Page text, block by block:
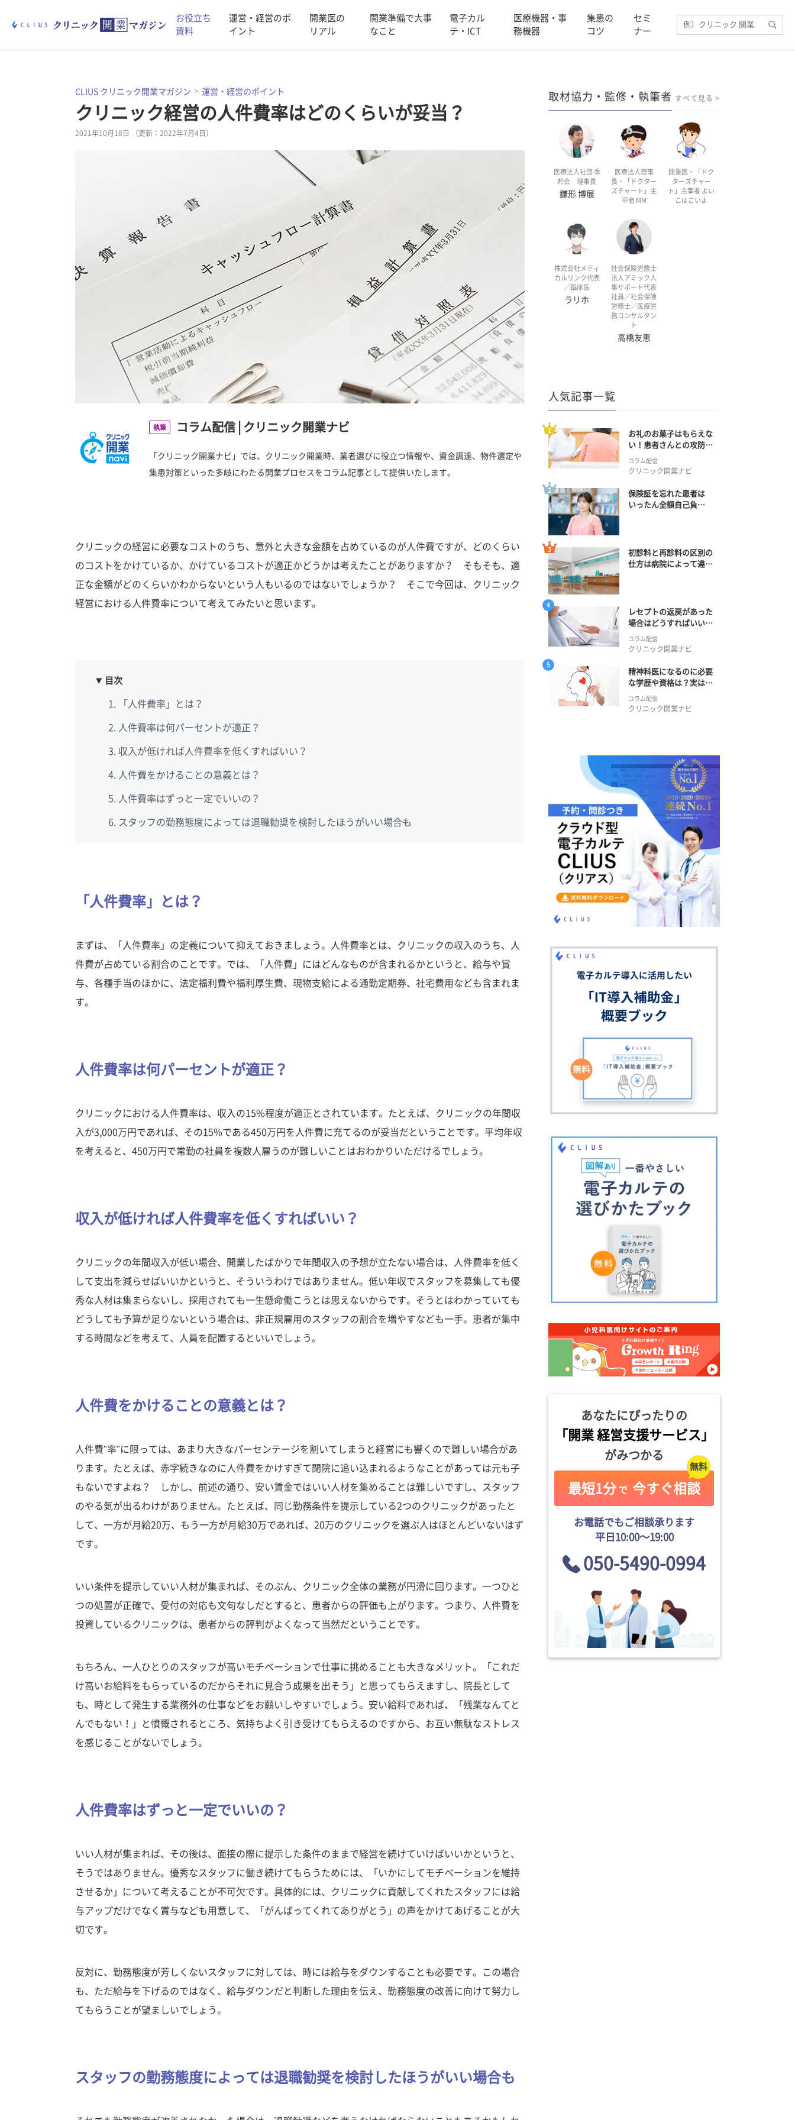
お役立ち
資料
運営・経営のポ
イント
開業医の
リアル
開業準備で大事
なこと
電子カル
テ・ICT
医療機器・事
務機器
集患の
コツ
セミ
ナー
CLIUS クリニック開業マガジン 運営・経営のポイント
クリニック経営の人件費率はどのくらいが妥当？
2021年10月18日 （更新：2022年7月4日）
執筆 コラム配信 クリニック開業ナビ
「クリニック開業ナビ」では、クリニック開業時、業者選びに役立つ情報や、資金調達、物件選定や
集患対策といった多岐にわたる開業プロセスをコラム記事として提供いたします。
クリニックの経営に必要なコストのうち、意外と大きな金額を占めているのが人件費ですが、どのくらい
のコストをかけているか、かけているコストが適正かどうかは考えたことがありますか？ そもそも、適
正な金額がどのくらいかわからないという人もいるのではないでしょうか？ そこで今回は、クリニック
経営における人件費率について考えてみたいと思います。
目次
「人件費率」とは？
人件費率は何パーセントが適正？
収入が低ければ人件費率を低くすればいい？
人件費をかけることの意義とは？
人件費率はずっと一定でいいの？
スタッフの勤務態度によっては退職勧奨を検討したほうがいい場合も
「人件費率」とは？
まずは、「人件費率」の定義について抑えておきましょう。人件費率とは、クリニックの収入のうち、人
件費が占めている割合のことです。では、「人件費」にはどんなものが含まれるかというと、給与や賞
与、各種手当のほかに、法定福利費や福利厚生費、現物支給による通勤定期券、社宅費用なども含まれま
す。
人件費率は何パーセントが適正？
クリニックにおける人件費率は、収入の15%程度が適正とされています。たとえば、クリニックの年間収
入が3,000万円であれば、その15%である450万円を人件費に充てるのが妥当だということです。平均年収
を考えると、450万円で常勤の社員を複数人雇うのが難しいことはおわかりいただけるでしょう。
収入が低ければ人件費率を低くすればいい？
クリニックの年間収入が低い場合、開業したばかりで年間収入の予想が立たない場合は、人件費率を低く
して支出を減らせばいいかというと、そういうわけではありません。低い年収でスタッフを募集しても優
秀な人材は集まらないし、採用されても一生懸命働こうとは思えないからです。そうとはわかっていても
どうしても予算が足りないという場合は、非正規雇用のスタッフの割合を増やすなども一手。患者が集中
する時間などを考えて、人員を配置するといいでしょう。
人件費をかけることの意義とは？
人件費"率"に限っては、あまり大きなパーセンテージを割いてしまうと経営にも響くので難しい場合があ
ります。たとえば、赤字続きなのに人件費をかけすぎて閉院に追い込まれるようなことがあっては元も子
もないですよね？ しかし、前述の通り、安い賃金ではいい人材を集めることは難しいですし、スタッフ
のやる気が出るわけがありません。たとえば、同じ勤務条件を提示している2つのクリニックがあったと
して、一方が月給20万、もう一方が月給30万であれば、20万のクリニックを選ぶ人はほとんどいないはず
です。
いい条件を提示していい人材が集まれば、そのぶん、クリニック全体の業務が円滑に回ります。一つひと
つの処置が正確で、受付の対応も文句なしだとすると、患者からの評価も上がります。つまり、人件費を
投資しているクリニックは、患者からの評判がよくなって当然だということです。
もちろん、一人ひとりのスタッフが高いモチベーションで仕事に挑めることも大きなメリット。「これだ
け高いお給料をもらっているのだからそれに見合う成果を出そう」と思ってもらえますし、院長として
も、時として発生する業務外の仕事などをお願いしやすいでしょう。安い給料であれば、「残業なんてと
んでもない！」と憤慨されるところ、気持ちよく引き受けてもらえるのですから、お互い無駄なストレス
を感じることがないでしょう。
人件費率はずっと一定でいいの？
いい人材が集まれば、その後は、面接の際に提示した条件のままで経営を続けていけばいいかというと、
そうではありません。優秀なスタッフに働き続けてもらうためには、「いかにしてモチベーションを維持
させるか」について考えることが不可欠です。具体的には、クリニックに貢献してくれたスタッフには給
与アップだけでなく賞与なども用意して、「がんばってくれてありがとう」の声をかけてあげることが大
切です。
反対に、勤務態度が芳しくないスタッフに対しては、時には給与をダウンすることも必要です。この場合
も、ただ給与を下げるのではなく、給与ダウンだと判断した理由を伝え、勤務態度の改善に向けて努力し
てもらうことが望ましいでしょう。
スタッフの勤務態度によっては退職勧奨を検討したほうがいい場合も
取材協力・監修・執筆者 すべて見る
医療法人社団 季
邦会 理事長
鎌形 博展
医療法人理事
長・「ドクター
ズチャート」主
宰者 MM
開業医・「ドク
ターズチャー
ト」主宰者 よい
こはこいよ
株式会社メディ
カルリンク代表
／臨床医
ラリホ
社会保険労務士
法人アミック人
事サポート代表
社員／社会保険
労務士／医療労
務コンサルタン
ト
高橋友恵
人気記事一覧
お礼のお菓子はもらえな
い！患者さんとの攻防の
コラム配信
クリニック開業ナビ
保険証を忘れた患者は
いったん全額自己負
初診料と再診料の区別の
仕方は病院によって違
レセプトの返戻があった
場合はどうすればいい？
そのプロセスとは？
コラム配信
クリニック開業ナビ
精神科医になるのに必要
な学歴や資格は？実は学
士編入学からでも目指せ
る！
コラム配信
クリニック開業ナビ
あなたにぴったりの
「開業 経営支援サービス」
がみつかる
最短1分 で 今すぐ相談
お電話でもご相談承ります
平日10:00〜19:00
050-5490-0994